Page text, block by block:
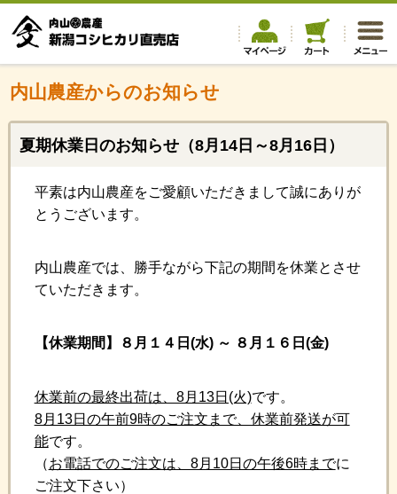
内山農産からのお知らせ
夏期休業日のお知らせ（8月14日～8月16日）
平素は内山農産をご愛顧いただきまして誠にありが
とうございます。
内山農産では、勝手ながら下記の期間を休業とさせ
ていただきます。
【休業期間】８月１４日(水) ～ ８月１６日(金)
休業前の最終出荷は、8月13日(火)です。
8月13日の午前9時のご注文まで、休業前発送が可
能です。
（お電話でのご注文は、8月10日の午後6時までに
ご注文下さい）